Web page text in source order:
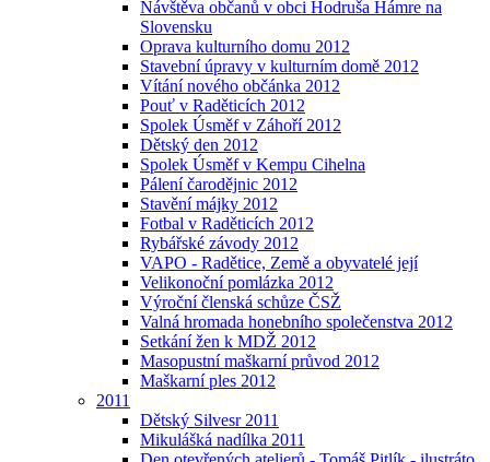
Návštěva občanů v obci Hodruša Hámre na
Slovensku
Oprava kulturního domu 2012
Stavební úpravy v kulturním domě 2012
Vítání nového občánka 2012
Pouť v Raděticích 2012
Spolek Úsměf v Záhoří 2012
Dětský den 2012
Spolek Úsměf v Kempu Cihelna
Pálení čarodějnic 2012
Stavění májky 2012
Fotbal v Raděticích 2012
Rybářské závody 2012
VAPO - Radětice, Země a obyvatelé její
Velikonoční pomlázka 2012
Výroční členská schůze ČSŽ
Valná hromada honebního společenstva 2012
Setkání žen k MDŽ 2012
Masopustní maškarní průvod 2012
Maškarní ples 2012
2011
Dětský Silvesr 2011
Mikulášká nadílka 2011